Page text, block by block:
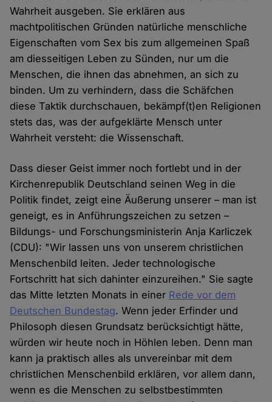
Wahrheit ausgeben. Sie erklären aus
machtpolitischen Gründen natürliche menschliche
Eigenschaften vom Sex bis zum allgemeinen Spaß
am diesseitigen Leben zu Sünden, nur um die
Menschen, die ihnen das abnehmen, an sich zu
binden. Um zu verhindern, dass die Schäfchen
diese Taktik durchschauen, bekämpf(t)en Religionen
stets das, was der aufgeklärte Mensch unter
Wahrheit versteht: die Wissenschaft.
Dass dieser Geist immer noch fortlebt und in der
Kirchenrepublik Deutschland seinen Weg in die
Politik findet, zeigt eine Äußerung unserer – man ist
geneigt, es in Anführungszeichen zu setzen –
Bildungs- und Forschungsministerin Anja Karliczek
(CDU): "Wir lassen uns von unserem christlichen
Menschenbild leiten. Jeder technologische
Fortschritt hat sich dahinter einzureihen." Sie sagte
das Mitte letzten Monats in einer Rede vor dem
Deutschen Bundestag. Wenn jeder Erfinder und
Philosoph diesen Grundsatz berücksichtigt hätte,
würden wir heute noch in Höhlen leben. Denn man
kann ja praktisch alles als unvereinbar mit dem
christlichen Menschenbild erklären, vor allem dann,
wenn es die Menschen zu selbstbestimmten